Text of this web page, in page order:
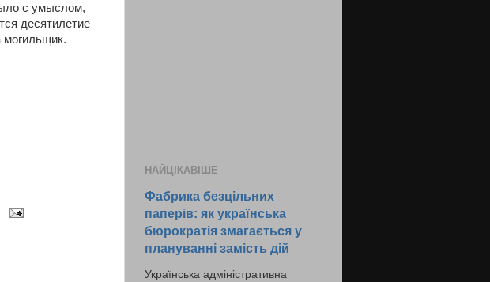
с умыслом,
десятилетие
могильщик.
НАЙЦІКАВІШЕ
Фабрика безцільних
паперів: як українська
бюрократія змагається у
плануванні замість дій
Українська адміністративна